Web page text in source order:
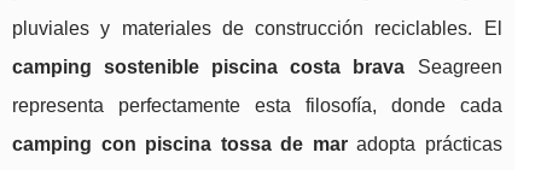
pluviales y materiales de construcción reciclables. El
camping sostenible piscina costa brava Seagreen
representa perfectamente esta filosofía, donde cada
camping con piscina tossa de maradopta prácticas